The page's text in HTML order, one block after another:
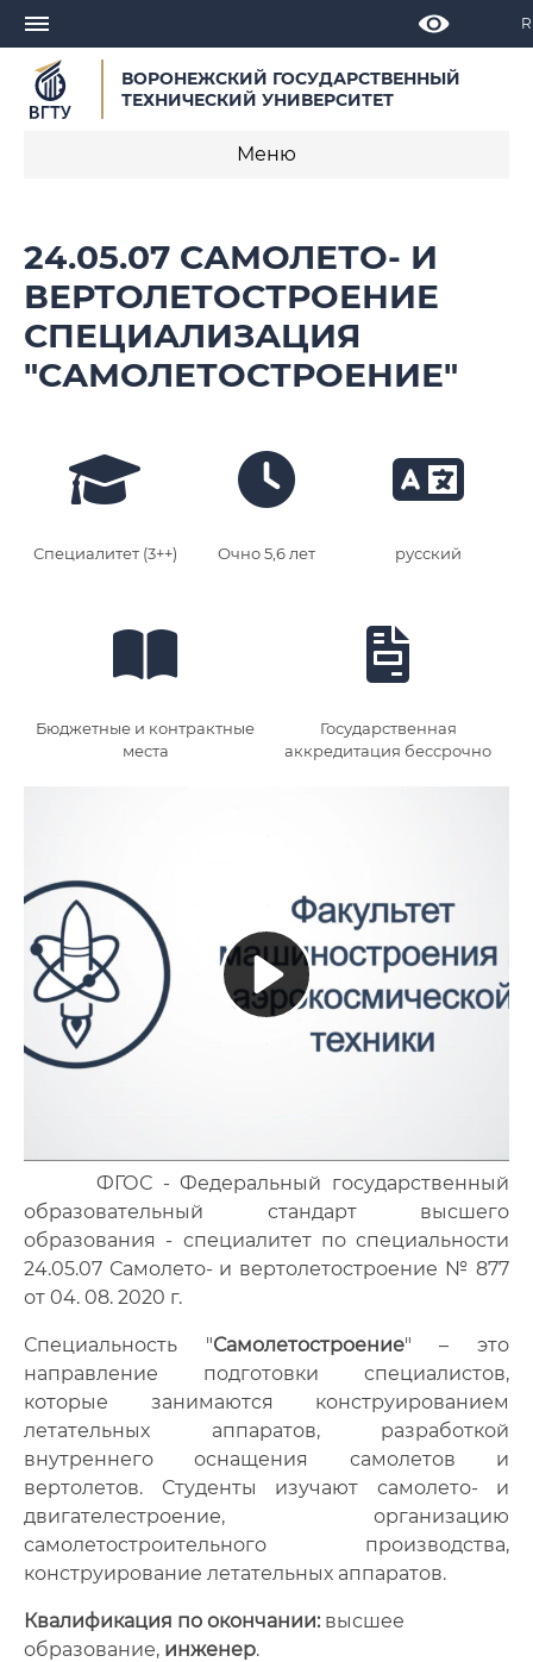
ВОРОНЕЖСКИЙ ГОСУДАРСТВЕННЫЙ
ТЕХНИЧЕСКИЙ УНИВЕРСИТЕТ
Меню
Нормативное обеспечение
образовательной программы 2021
Нормативное обеспечение
24.05.07 САМОЛЕТО- И
ВЕРТОЛЕТОСТРОЕНИЕ
СПЕЦИАЛИЗАЦИЯ
"САМОЛЕТОСТРОЕНИЕ"
Специалитет (3++) Очно 5,6 лет русский
Бюджетные и контрактные
места
Государственная
аккредитация бессрочно
ФГОС - Федеральный государственный
образовательный стандарт высшего
образования - специалитет по специальности
24.05.07 Самолето- и вертолетостроение № 877
от 04. 08. 2020 г.
Специальность "Самолетостроение" – это
направление подготовки специалистов,
которые занимаются конструированием
летательных аппаратов, разработкой
внутреннего оснащения самолетов и
вертолетов. Студенты изучают самолето- и
двигателестроение, организацию
самолетостроительного производства,
конструирование летательных аппаратов.
Квалификация по окончании:высшее
образование, инженер.